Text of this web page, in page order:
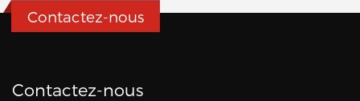
Contactez-nous
Contactez-nous